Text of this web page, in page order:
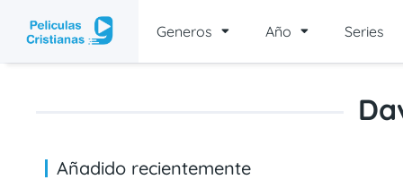
Generos Año Series
Añadido recientemente